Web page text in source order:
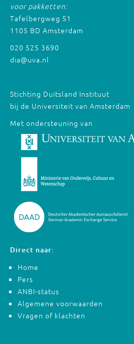
voor pakketten:
Tafelbergweg 51
1105 BD Amsterdam
020 525 3690
dia@uva.nl
Stichting Duitsland Instituut
bij de Universiteit van Amsterdam
Met ondersteuning van
Direct naar:
Home
Pers
ANBI-status
Algemene voorwaarden
Vragen of klachten